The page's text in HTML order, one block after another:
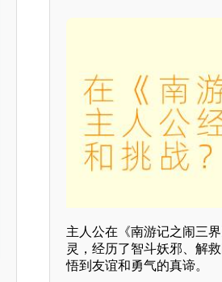
主人公在《南游记之闹三
灵，经历了智斗妖邪、解
悟到友谊和勇气的真谛。